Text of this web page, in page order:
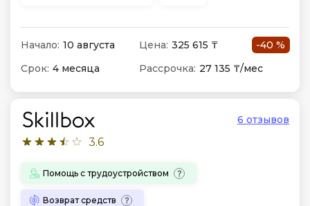
Начало: 10 августа Цена: 325 615 ₸
-40 %
Срок: 4 месяца Рассрочка: 27 135 ₸/мес
3.6
6 отзывов
Помощь с трудоустройством
Возврат средств